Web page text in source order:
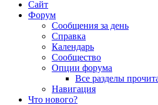
Сайт
Форум
Сообщения за день
Справка
Календарь
Сообщество
Опции форума
Все разделы
Навигация
Что нового?